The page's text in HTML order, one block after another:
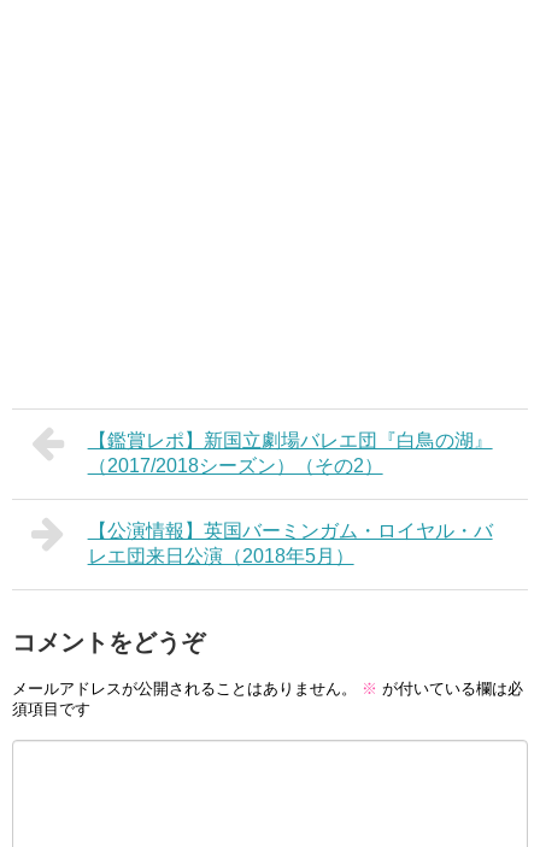
【鑑賞レポ】新国立劇場バレエ団『白鳥の湖』
（2017/2018シーズン）（その2）
【公演情報】英国バーミンガム・ロイヤル・バ
レエ団来日公演（2018年5月）
コメントをどうぞ
メールアドレスが公開されることはありません。 ※ が付いている欄は必
須項目です